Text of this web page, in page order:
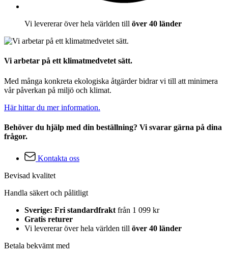
Vi levererar över hela världen till över 40 länder
Vi arbetar på ett klimatmedvetet sätt.
Med många konkreta ekologiska åtgärder bidrar vi till att minimera
vår påverkan på miljö och klimat.
Här hittar du mer information.
Behöver du hjälp med din beställning? Vi svarar gärna på dina
frågor.
Kontakta oss
Bevisad kvalitet
Handla säkert och pålitligt
Sverige: Fri standardfrakt från 1 099 kr
Gratis returer
Vi levererar över hela världen till över 40 länder
Betala bekvämt med